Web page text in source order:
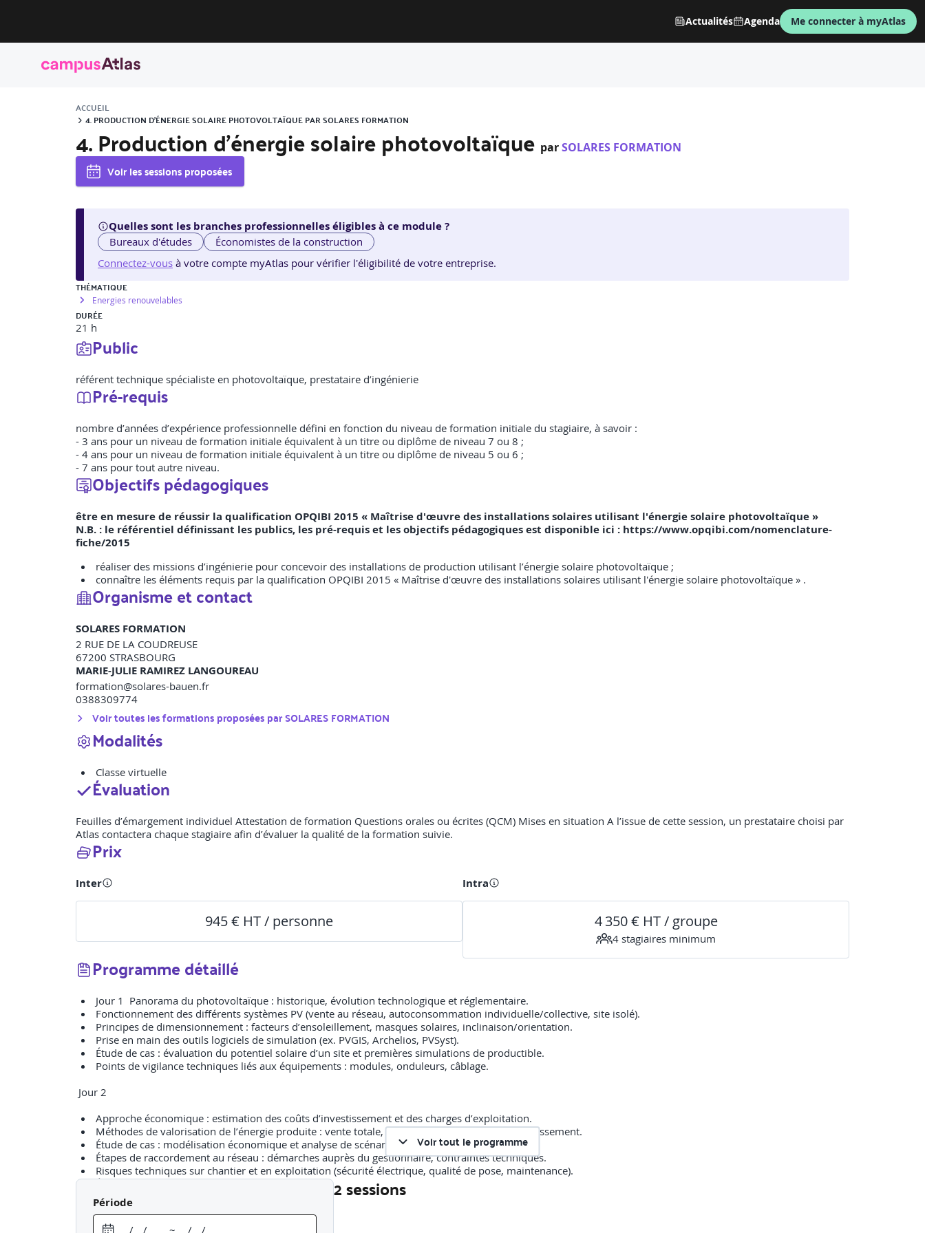
Actualités Agenda Me connecter à myAtlas
ACCUEIL
4. PRODUCTION D'ÉNERGIE SOLAIRE PHOTOVOLTAÏQUE PAR SOLARES FORMATION
4. Production d'énergie solaire photovoltaïque parSOLARES FORMATION
Voir les sessions proposées
Quelles sont les branches professionnelles éligibles à ce module ?
Bureaux d'études
Économistes de la construction
Connectez-vous à votre compte myAtlas pour vérifier l'éligibilité de votre entreprise.
THÉMATIQUE
Energies renouvelables
DURÉE
21 h
Public
référent technique spécialiste en photovoltaïque, prestataire d’ingénierie
Pré-requis
nombre d’années d’expérience professionnelle défini en fonction du niveau de formation initiale du stagiaire, à savoir :
- 3 ans pour un niveau de formation initiale équivalent à un titre ou diplôme de niveau 7 ou 8 ;
- 4 ans pour un niveau de formation initiale équivalent à un titre ou diplôme de niveau 5 ou 6 ;
- 7 ans pour tout autre niveau.
Objectifs pédagogiques
être en mesure de réussir la qualification OPQIBI 2015 « Maîtrise d'œuvre des installations solaires utilisant l'énergie solaire photovoltaïque »
N.B. : le référentiel définissant les publics, les pré-requis et les objectifs pédagogiques est disponible ici : https://www.opqibi.com/nomenclature-
fiche/2015
réaliser des missions d’ingénierie pour concevoir des installations de production utilisant l’énergie solaire photovoltaïque ;
connaître les éléments requis par la qualification OPQIBI 2015 « Maîtrise d'œuvre des installations solaires utilisant l'énergie solaire photovoltaïque » .
Organisme et contact
SOLARES FORMATION
2 RUE DE LA COUDREUSE
67200 STRASBOURG
MARIE-JULIE RAMIREZ LANGOUREAU
formation@solares-bauen.fr
0388309774
Voir toutes les formations proposées parSOLARES FORMATION
Modalités
Classe virtuelle
Évaluation
Feuilles d’émargement individuel Attestation de formation Questions orales ou écrites (QCM) Mises en situation A l’issue de cette session, un prestataire choisi par
Atlas contactera chaque stagiaire afin d’évaluer la qualité de la formation suivie.
Prix
Inter
945 € HT / personne
Intra
4 350 € HT / groupe
4 stagiaires minimum
Programme détaillé
Jour 1 Panorama du photovoltaïque : historique, évolution technologique et réglementaire.
Fonctionnement des différents systèmes PV (vente au réseau, autoconsommation individuelle/collective, site isolé).
Principes de dimensionnement : facteurs d’ensoleillement, masques solaires, inclinaison/orientation.
Prise en main des outils logiciels de simulation (ex. PVGIS, Archelios, PVSyst).
Étude de cas : évaluation du potentiel solaire d’un site et premières simulations de productible.
Points de vigilance techniques liés aux équipements : modules, onduleurs, câblage.
Jour 2
Approche économique : estimation des coûts d’investissement et des charges d’exploitation.
Méthodes de valorisation de l’énergie produite : vente totale, autoconsommation, tiers-investissement.
Étude de cas : modélisation économique et analyse de scénarios financiers.
Étapes de raccordement au réseau : démarches auprès du gestionnaire, contraintes techniques.
Risques techniques sur chantier et en exploitation (sécurité électrique, qualité de pose, maintenance).
Étude pratique : simulation d’un projet en autoconsommation et analyse de rentabilité (TRB, coût du kWh, flux sur durée de vie).
Jour 3
Voir tout le programme
Période 2 sessions